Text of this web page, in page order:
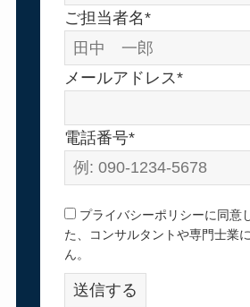
ご担当者名*
メールアドレス*
電話番号*
プライバシーポリシーに同意
た、コンサルタントや専門士業
ん。